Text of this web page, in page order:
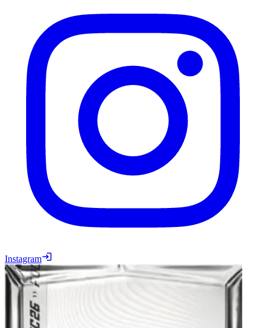
Instagram